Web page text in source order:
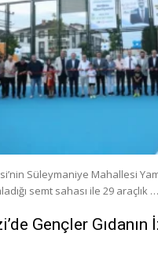
Süleymaniye Mahallesi
semt sahası ile 29 araçlık …
Gençler